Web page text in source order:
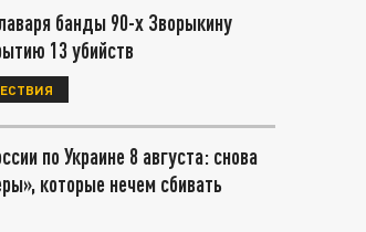
банды 90-х Зворыкину
13 убийств
по Украине 8 августа: снова
которые нечем сбивать